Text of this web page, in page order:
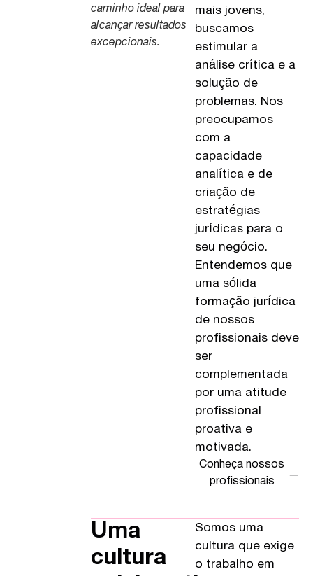
caminho ideal para
alcançar resultados
excepcionais.
mais jovens,
buscamos
estimular a
análise crítica e a
solução de
problemas. Nos
preocupamos
com a
capacidade
analítica e de
criação de
estratégias
jurídicas para o
seu negócio.
Entendemos que
uma sólida
formação jurídica
de nossos
profissionais deve
ser
complementada
por uma atitude
profissional
proativa e
motivada.
Conheça nossos
profissionais
Uma
cultura
Somos uma
cultura que exige
o trabalho em